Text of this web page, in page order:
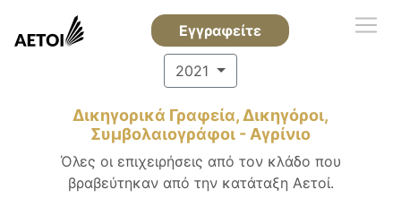
Εγγραφείτε
2021
Δικηγορικά Γραφεία, Δικηγόροι,
Συμβολαιογράφοι - Αγρίνιο
Όλες οι επιχειρήσεις από τον κλάδο που
βραβεύτηκαν από την κατάταξη Αετοί.